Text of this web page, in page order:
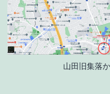
山田旧集落